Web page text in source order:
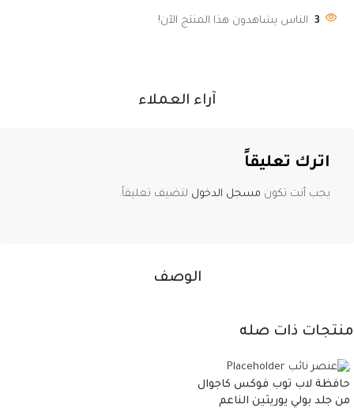
3 الناس يشاهدون هذا المنتج الآن!
الوصف
آراء العملاء
اترك تعليقاً
يجب أنت تكون مسجل الدخول لتضيف تعليقاً.
منتجات ذات صله
حافظة لاب توب فوكس كاجوال
من جلد بولي يوريثين الناعم